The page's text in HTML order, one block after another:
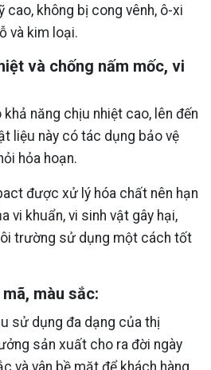
cao, không bị cong vênh, ô-xi
và kim loại.
và chống nấm mốc, vi
năng chịu nhiệt cao, lên đến
liệu này có tác dụng bảo vệ
hỏa hoạn.
được xử lý hóa chất nên hạn
vi khuẩn, vi sinh vật gây hại,
trường sử dụng một cách tốt
màu sắc:
sử dụng đa dạng của thị
sản xuất cho ra đời ngày
và vân bề mặt để khách hàng